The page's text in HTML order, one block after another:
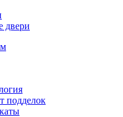
двери
подделок